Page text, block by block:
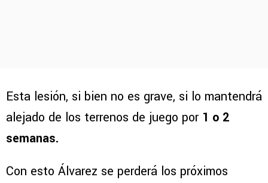
Esta lesión, si bien no es grave, si lo mantendrá
alejado de los terrenos de juego por 1 o 2
semanas.
Con esto Álvarez se perderá los próximos